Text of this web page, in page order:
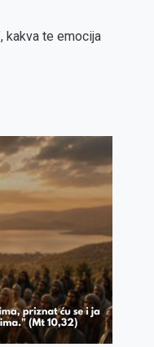
kakva te emocija